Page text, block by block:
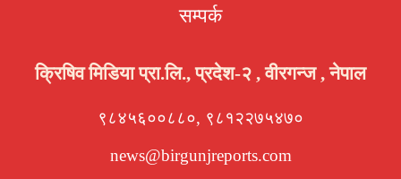
सम्पर्क
क्रिषिव मिडिया प्रा.लि., प्रदेश-२ , वीरगन्ज , नेपाल
९८४५६००८८०, ९८१२२७५४७०
news@birgunjreports.com